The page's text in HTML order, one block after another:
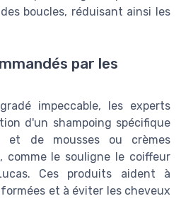
boucles, réduisant ainsi les
par les
impeccable, les experts
d'un shampoing spécifique
et de mousses ou crèmes
comme le souligne le coiffeur
Ces produits aident à
et à éviter les cheveux